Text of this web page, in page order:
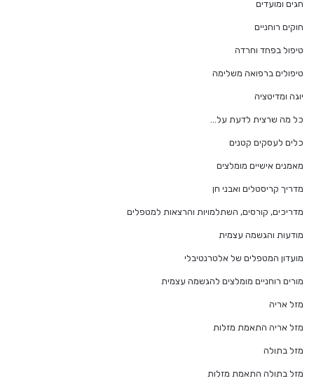
חגים ומועדים
חוקים רוחניים
טיפול בפחד וחרדה
טיפולים ברפואה משלימה
יוגה ומדיטציה
כל מה שרצית לדעת על…
כלים לעסקים קטנים
מאמנים אישיים מומלצים
מדריך קריסטלים ואבני חן
מדריכים, קורסים, השתלמויות והרצאות למטפלים
מודעות והגשמה עצמית
מועדון המטפלים של אלטרנטיבלי
מורים רוחניים מומלצים להגשמה עצמית
מזל אריה
מזל אריה התאמת מזלות
מזל בתולה
מזל בתולה התאמת מזלות